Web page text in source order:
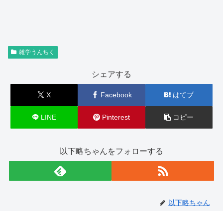
雑学うんちく
シェアする
X Facebook はてブ
LINE Pinterest コピー
以下略ちゃんをフォローする
以下略ちゃん